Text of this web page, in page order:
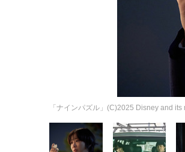
「ナインパズル」(C)2025 Disney and